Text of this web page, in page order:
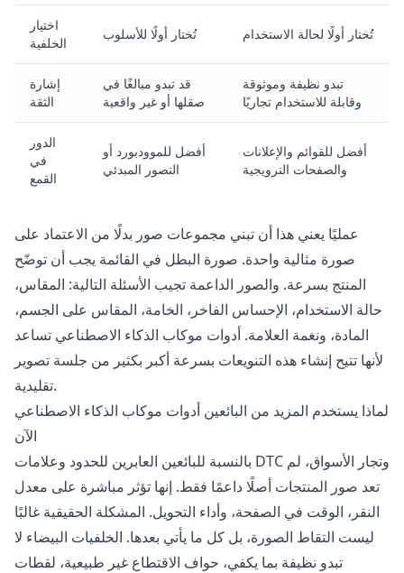
اختيار
الخلفية
تُختار أولًا للأسلوب تُختار أولًا لحالة الاستخدام
إشارة
الثقة
قد تبدو مبالغًا في
صقلها أو غير واقعية
تبدو نظيفة وموثوقة
وقابلة للاستخدام تجاريًا
الدور
في
القمع
أفضل للموودبورد أو
التصور المبدئي
أفضل للقوائم والإعلانات
والصفحات الترويجية
عمليًا يعني هذا أن تبني مجموعات صور بدلًا من الاعتماد على
صورة مثالية واحدة. صورة البطل في القائمة يجب أن توضّح
المنتج بسرعة. والصور الداعمة تجيب الأسئلة التالية: المقاس،
حالة الاستخدام، الإحساس الفاخر، الخامة، المقاس على الجسم،
المادة، ونغمة العلامة. أدوات موكاب الذكاء الاصطناعي تساعد
لأنها تتيح إنشاء هذه التنويعات بسرعة أكبر بكثير من جلسة تصوير
تقليدية.
لماذا يستخدم المزيد من البائعين أدوات موكاب الذكاء الاصطناعي
الآن
بالنسبة للبائعين العابرين للحدود وعلامات DTC وتجار الأسواق، لم
تعد صور المنتجات أصلًا داعمًا فقط. إنها تؤثر مباشرة على معدل
النقر، الوقت في الصفحة، وأداء التحويل. المشكلة الحقيقية غالبًا
ليست التقاط الصورة، بل كل ما يأتي بعدها. الخلفيات البيضاء لا
تبدو نظيفة بما يكفي، حواف الاقتطاع غير طبيعية، لقطات